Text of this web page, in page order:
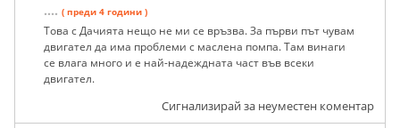
…. ( преди 4 години )
Това с Дачията нещо не ми се връзва. За първи път чувам
двигател да има проблеми с маслена помпа. Там винаги
се влага много и е най-надеждната част във всеки
двигател.
Сигнализирай за неуместен коментар